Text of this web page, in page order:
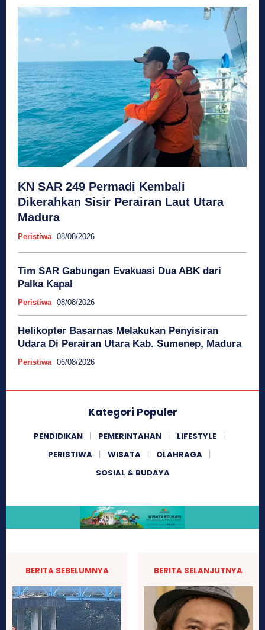
KN SAR 249 Permadi Kembali
Dikerahkan Sisir Perairan Laut Utara
Madura
Peristiwa 08/08/2026
Tim SAR Gabungan Evakuasi Dua ABK dari
Palka Kapal
Peristiwa 08/08/2026
Helikopter Basarnas Melakukan Penyisiran
Udara Di Perairan Utara Kab. Sumenep, Madura
Peristiwa 06/08/2026
Kategori Populer
PENDIDIKAN PEMERINTAHAN
LIFESTYLE
PERISTIWA
WISATA
OLAHRAGA
SOSIAL & BUDAYA
BERITA SEBELUMNYA BERITA SELANJUTNYA